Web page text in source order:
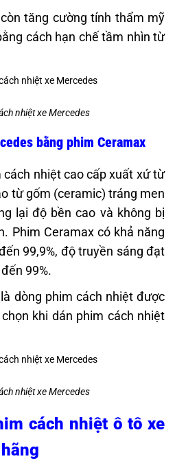
tăng cường tính thẩm mỹ
cách hạn chế tầm nhìn từ
nhiệt xe Mercedes
bằng phim Ceramax
cách nhiệt cao cấp xuất xứ từ
từ gốm (ceramic) tráng men
lại độ bền cao và không bị
Phim Ceramax có khả năng
99,9%, độ truyền sáng đạt
99%.
dòng phim cách nhiệt được
khi dán phim cách nhiệt
nhiệt xe Mercedes
cách nhiệt ô tô xe